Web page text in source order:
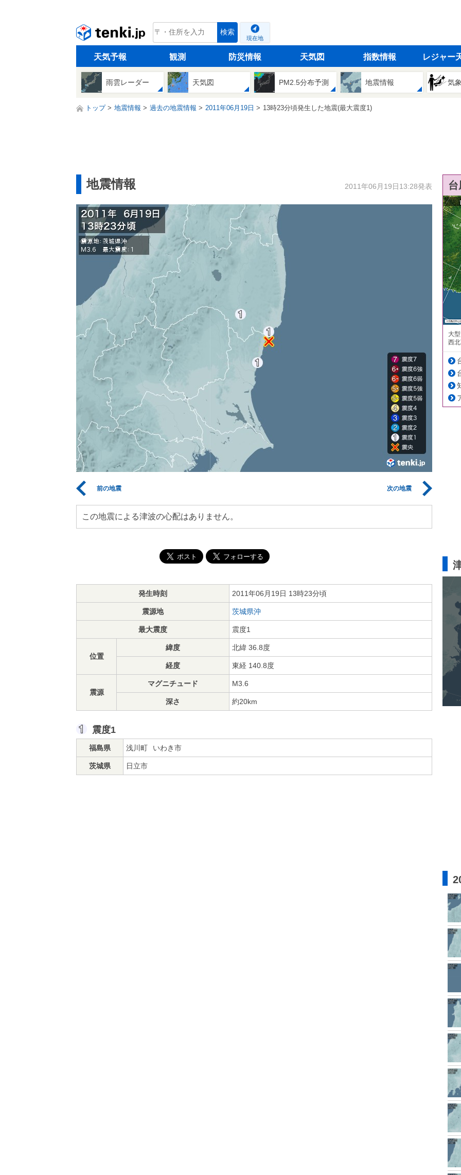
tenki.jp 検索
現在地
天気予報 観測 防災情報 天気図 指数情報 レジャー
雨雲レーダー 天気図 PM2.5分布予測 地震情報 気
トップ 地震情報 過去の地震情報 2011年06月19日 13時23分頃発生した地震(最大震度1)
地震情報 2011年06月19日13:28発表
前の地震 次の地震
この地震による津波の心配はありません。
発生時刻 2011年06月19日 13時23分頃
震源地 茨城県沖
最大震度 震度1
位置
緯度 北緯 36.8度
経度 東経 140.8度
震源
マグニチュード M3.6
深さ 約20km
震度1
福島県 浅川町 いわき市
茨城県 日立市
大
西